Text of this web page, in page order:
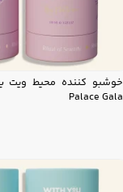
Palace Gala